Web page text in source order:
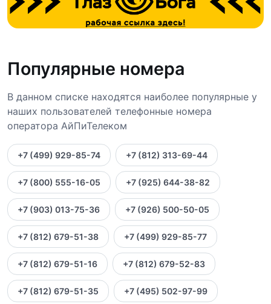
Популярные номера
В данном списке находятся наиболее популярные у
наших пользователей телефонные номера
оператора АйПиТелеком
+7 (499) 929-85-74 +7 (812) 313-69-44
+7 (800) 555-16-05 +7 (925) 644-38-82
+7 (903) 013-75-36 +7 (926) 500-50-05
+7 (812) 679-51-38 +7 (499) 929-85-77
+7 (812) 679-51-16 +7 (812) 679-52-83
+7 (812) 679-51-35 +7 (495) 502-97-99